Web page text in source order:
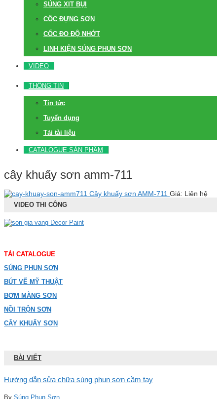
SÚNG XỊT BỤI
CỐC ĐỰNG SƠN
CỐC ĐO ĐỘ NHỚT
LINH KIỆN SÚNG PHUN SƠN
VIDEO
THÔNG TIN
Tin tức
Tuyển dụng
Tải tài liệu
CATALOGUE SẢN PHẨM
cây khuấy sơn amm-711
Cây khuấy sơn AMM-711 Giá: Liên hệ
VIDEO THI CÔNG
TẢI CATALOGUE
SÚNG PHUN SƠN
BÚT VẼ MỸ THUẬT
BƠM MÀNG SƠN
NỒI TRỘN SƠN
CÂY KHUẤY SƠN
BÀI VIẾT
Hướng dẫn sửa chữa súng phun sơn cầm tay
By Súng Phun Sơn